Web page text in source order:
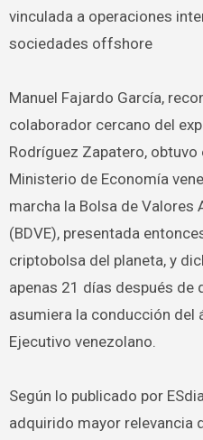
vinculada a operaciones
sociedades offshore
Manuel Fajardo García,
colaborador cercano del
Rodríguez Zapatero,
Ministerio de Economía
marcha la Bolsa de Valores
(BDVE), presentada
criptobolsa del planeta, y
apenas 21 días después de
asumiera la conducción del
Ejecutivo venezolano.
Según lo publicado por
adquirido mayor relevancia